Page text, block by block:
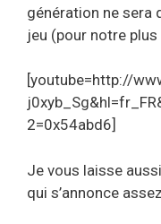
génération ne sera
jeu (pour notre
[youtube=http://
2=0x54abd6]
Je vous laisse
qui s’annonce